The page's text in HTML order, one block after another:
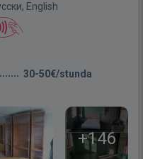
English
30-50€/stunda
+146